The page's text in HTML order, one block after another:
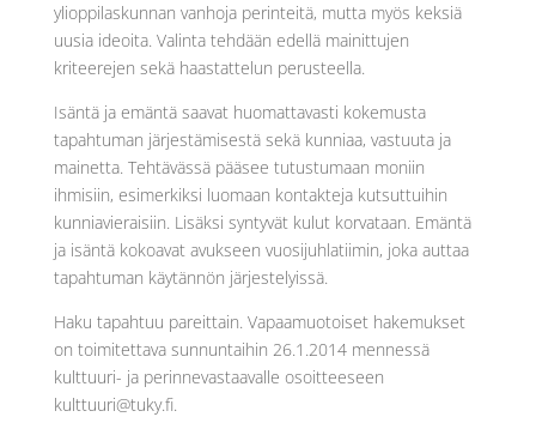
ylioppilaskunnan vanhoja perinteitä, mutta myös keksiä
uusia ideoita. Valinta tehdään edellä mainittujen
kriteerejen sekä haastattelun perusteella.
Isäntä ja emäntä saavat huomattavasti kokemusta
tapahtuman järjestämisestä sekä kunniaa, vastuuta ja
mainetta. Tehtävässä pääsee tutustumaan moniin
ihmisiin, esimerkiksi luomaan kontakteja kutsuttuihin
kunniavieraisiin. Lisäksi syntyvät kulut korvataan. Emäntä
ja isäntä kokoavat avukseen vuosijuhlatiimin, joka auttaa
tapahtuman käytännön järjestelyissä.
Haku tapahtuu pareittain. Vapaamuotoiset hakemukset
on toimitettava sunnuntaihin 26.1.2014 mennessä
kulttuuri- ja perinnevastaavalle osoitteeseen
kulttuuri@tuky.fi.